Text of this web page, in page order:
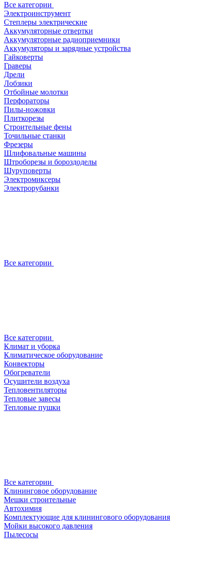
Все категории
Электроинструмент
Степлеры электрические
Аккумуляторные отвертки
Аккумуляторные радиоприемники
Аккумуляторы и зарядные устройства
Гайковерты
Граверы
Дрели
Лобзики
Отбойные молотки
Перфораторы
Пилы-ножовки
Плиткорезы
Строительные фены
Точильные станки
Фрезеры
Шлифовальные машины
Штроборезы и бороздоделы
Шуруповерты
Электромиксеры
Электрорубанки
Все категории
Все категории
Климат и уборка
Климатическое оборудование
Конвекторы
Обогреватели
Осушители воздуха
Тепловентиляторы
Тепловые завесы
Тепловые пушки
Все категории
Клининговое оборудование
Мешки строительные
Автохимия
Комплектующие для клинингового оборудования
Мойки высокого давления
Пылесосы